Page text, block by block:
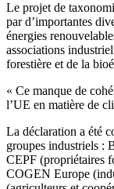
Le projet de
par d’importantes
énergies
associations
forestière et de la
« Ce manque de
l’UE en matière de
La déclaration a été
groupes industriels :
CEPF (propriétaires
COGEN Europe